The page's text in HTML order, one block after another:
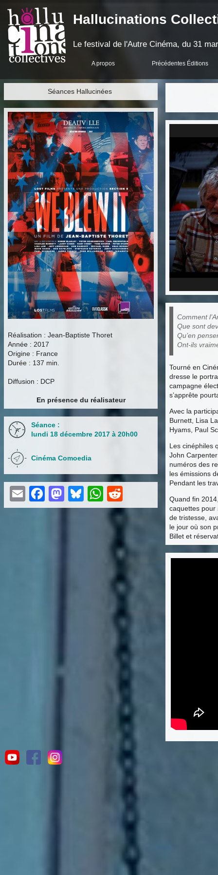
Hallucinations
Le festival de l'Autre Cinéma, du 31
A propos Précédentes Éditions
Séances Hallucinées
Réalisation : Jean-Baptiste Thoret
Année : 2017
Origine : France
Durée : 137 min.
Diffusion : DCP
En présence du réalisateur
Séance :
lundi 18 décembre 2017 à 20h00
Cinéma Comoedia
EmailFacebook
Mastodon
Bluesky
WhatsApp
Comment
Que sont
Qu’en
Ont-ils
Tourné en
dresse le
campagne
s’apprête
Avec la
Burnett, Lisa
Hyams, Paul
Les cinéphiles
John
numéros des
les émissions
Pendant les
Quand fin
caquettes pour
de tristesse,
le jour où son
Billet et